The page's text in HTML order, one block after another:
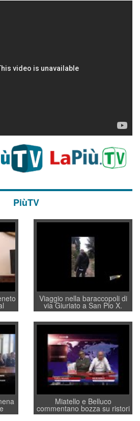
PiùTV
di
Viaggio nella baraccopoli di
via Giuriato a San Pio X.
Vicenza ai Vicentini: “faremo
un regalo di Natale ai
residenti”
di
Miatello e Belluco
commentano bozza su ristori
BPVi e Veneto Banca